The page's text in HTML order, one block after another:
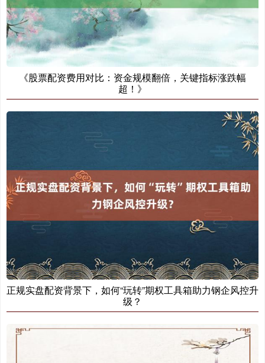
《股票配资费用对比：资金规模翻倍，关键指标涨跌幅
超！》
正规实盘配资背景下，如何“玩转”期权工具箱助力钢企风控升
级？